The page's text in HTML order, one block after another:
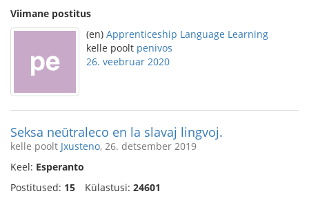
Viimane postitus
(en) Apprenticeship Language Learning
kelle poolt penivos
26. veebruar 2020
Seksa neŭtraleco en la slavaj lingvoj.
kelle poolt Jxusteno, 26. detsember 2019
Keel: Esperanto
Postitused: 15 Külastusi: 24601